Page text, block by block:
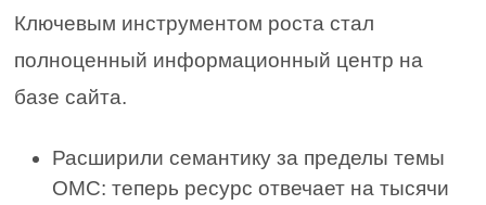
Ключевым инструментом роста стал
полноценный информационный центр на
базе сайта.
Расширили семантику за пределы темы
ОМС: теперь ресурс отвечает на тысячи